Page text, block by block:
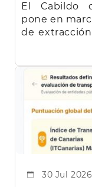
El Cabildo
pone en
de
30 Jul 2026